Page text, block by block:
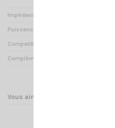
Impédance
Puissance d'entrée
Compatibilité
Compléments
Vous aimerez aussi